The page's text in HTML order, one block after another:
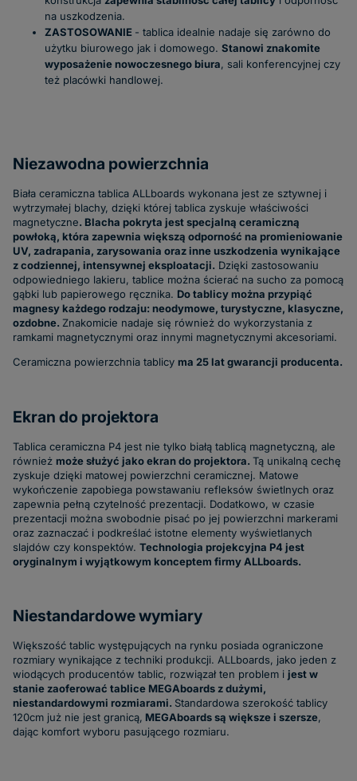
na uszkodzenia.
ZASTOSOWANIE - tablica idealnie nadaje się zarówno do
użytku biurowego jak i domowego. Stanowi znakomite
wyposażenie nowoczesnego biura, sali konferencyjnej czy
też placówki handlowej.
Niezawodna powierzchnia
Biała ceramiczna tablica ALLboards wykonana jest ze sztywnej i
wytrzymałej blachy, dzięki której tablica zyskuje właściwości
magnetyczne. Blacha pokryta jest specjalną ceramiczną
powłoką, która zapewnia większą odporność na promieniowanie
UV, zadrapania, zarysowania oraz inne uszkodzenia wynikające
z codziennej, intensywnej eksploatacji. Dzięki zastosowaniu
odpowiedniego lakieru, tablice można ścierać na sucho za pomocą
gąbki lub papierowego ręcznika. Do tablicy można przypiąć
magnesy każdego rodzaju: neodymowe, turystyczne, klasyczne,
ozdobne. Znakomicie nadaje się również do wykorzystania z
ramkami magnetycznymi oraz innymi magnetycznymi akcesoriami.
Ceramiczna powierzchnia tablicy ma 25 lat gwarancji producenta.
Ekran do projektora
Tablica ceramiczna P4 jest nie tylko białą tablicą magnetyczną, ale
również może służyć jako ekran do projektora. Tą unikalną cechę
zyskuje dzięki matowej powierzchni ceramicznej. Matowe
wykończenie zapobiega powstawaniu refleksów świetlnych oraz
zapewnia pełną czytelność prezentacji. Dodatkowo, w czasie
prezentacji można swobodnie pisać po jej powierzchni markerami
oraz zaznaczać i podkreślać istotne elementy wyświetlanych
slajdów czy konspektów. Technologia projekcyjna P4 jest
oryginalnym i wyjątkowym konceptem firmy ALLboards.
Niestandardowe wymiary
Większość tablic występujących na rynku posiada ograniczone
rozmiary wynikające z techniki produkcji. ALLboards, jako jeden z
wiodących producentów tablic, rozwiązał ten problem i jest w
stanie zaoferować tablice MEGAboards z dużymi,
niestandardowymi rozmiarami. Standardowa szerokość tablicy
120cm już nie jest granicą, MEGAboards są większe i szersze,
dając komfort wyboru pasującego rozmiaru.